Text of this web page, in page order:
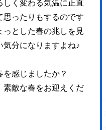
しく変わる気温に正直
思ったりもするのです
っとした春の兆しを見
分になりますよね♪
感じましたか？
素敵な春をお迎えくだ
css' href='https://